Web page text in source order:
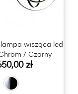
wisząca led
/ Czarny
zł